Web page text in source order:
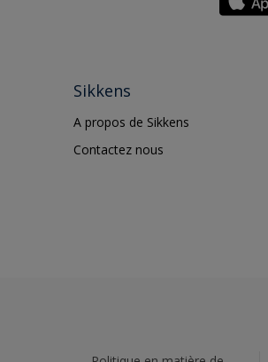
Sikkens
A propos de Sikkens
Contactez nous